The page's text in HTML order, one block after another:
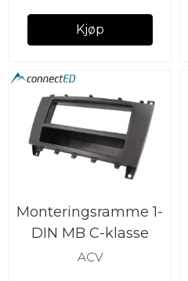
Kjøp
Monteringsramme 1-
DIN MB C-klasse
(2004-2006)
ACV